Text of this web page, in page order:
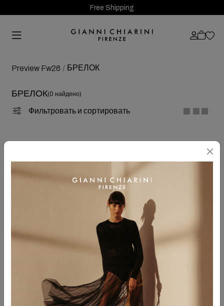
Free Shipping
Preview Fw26 БРЕЛОК
БРЕЛОК(0 найдено)
Фильтровать и сортировать
Извините
... в данный момент выбранных статей нет!<\n
Если вы выполняли поиск на сайте, попробуйте
воспользоваться следующими советами и выполните поиск
заново:<\n
Убедитесь, что все слова написаны правильно
Попробуйте использовать другие слова
Попробуйте использовать более общие слова
ПОДПИШИТЕСЬ НА РАССЫЛКУ